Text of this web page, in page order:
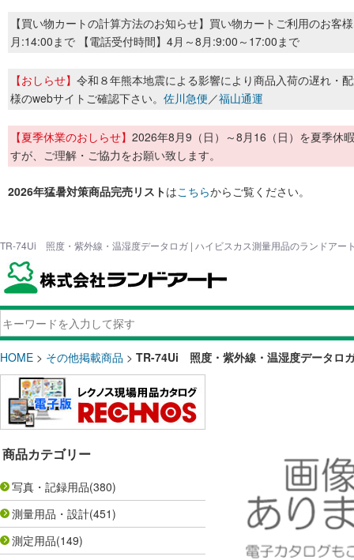
【買い物カートの計算方法のお知らせ】買い物カートご利用のお客
月:14:00まで 【電話受付時間】4月～8月:9:00～17:00まで
【おしらせ】 令和８年熊本地震による影響により商品入荷の遅れ・
様のwebサイトご確認下さい。 佐川急便／福山通運
【夏季休業のおしらせ】 2026年8月9（日）～8月16（日）を夏季休
すが、ご理解・ご協力をお願い致します。
2026年猛暑対策商品完売リストはこちらからご覧ください。
TR-74Ui 照度・紫外線・温湿度データロガ | ハイビスカス測量用品のランドアー
HOME > その他掲載商品 > TR-74Ui 照度・紫外線・温湿度データロ
商品カテゴリー
写真・記録用品(380)
測量用品・設計(451)
測定用品(149)